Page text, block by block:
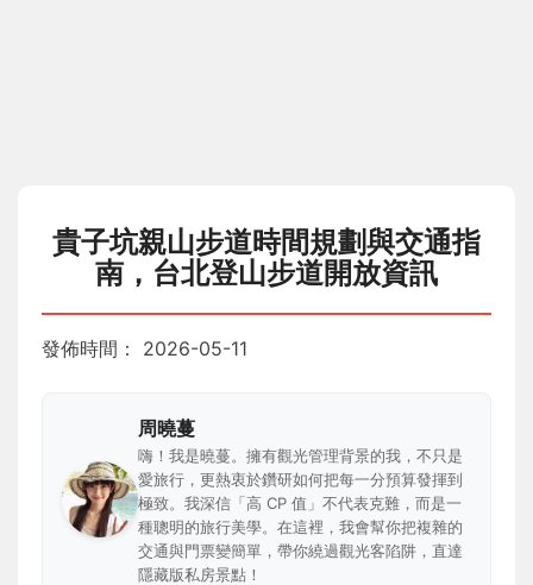
貴子坑親山步道時間規劃與交通指
南，台北登山步道開放資訊
發佈時間： 2026-05-11
周曉蔓
嗨！我是曉蔓。擁有觀光管理背景的我，不只是
愛旅行，更熱衷於鑽研如何把每一分預算發揮到
極致。我深信「高 CP 值」不代表克難，而是一
種聰明的旅行美學。在這裡，我會幫你把複雜的
交通與門票變簡單，帶你繞過觀光客陷阱，直達
隱藏版私房景點！